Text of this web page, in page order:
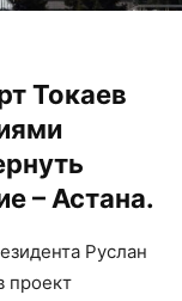
Токаев
– Астана.
Руслан
проект